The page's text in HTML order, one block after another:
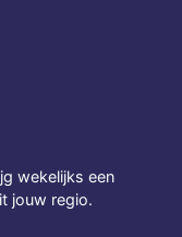
wekelijks een
jouw regio.